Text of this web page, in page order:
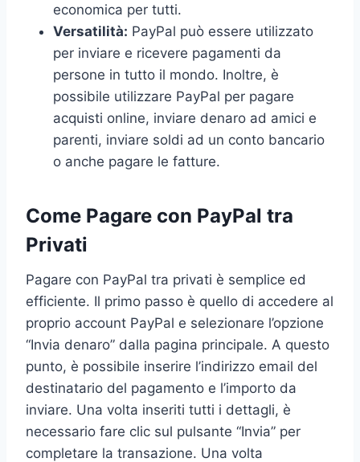
economica per tutti.
Versatilità: PayPal può essere utilizzato
per inviare e ricevere pagamenti da
persone in tutto il mondo. Inoltre, è
possibile utilizzare PayPal per pagare
acquisti online, inviare denaro ad amici e
parenti, inviare soldi ad un conto bancario
o anche pagare le fatture.
Come Pagare con PayPal tra
Privati
Pagare con PayPal tra privati è semplice ed
efficiente. Il primo passo è quello di accedere al
proprio account PayPal e selezionare l’opzione
“Invia denaro” dalla pagina principale. A questo
punto, è possibile inserire l’indirizzo email del
destinatario del pagamento e l’importo da
inviare. Una volta inseriti tutti i dettagli, è
necessario fare clic sul pulsante “Invia” per
completare la transazione. Una volta